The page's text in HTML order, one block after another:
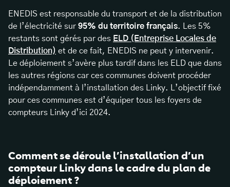
ENEDIS est responsable du transport et de la distribution
de l’électricité sur 95% du territoire français. Les 5%
restants sont gérés par des ELD (Entreprise Locales de
Distribution) et de ce fait, ENEDIS ne peut y intervenir.
Le déploiement s’avère plus tardif dans les ELD que dans
les autres régions car ces communes doivent procéder
indépendamment à l’installation des Linky. L’objectif fixé
pour ces communes est d’équiper tous les foyers de
compteurs Linky d’ici 2024.
Comment se déroule l’installation d’un
compteur Linky dans le cadre du plan de
déploiement ?